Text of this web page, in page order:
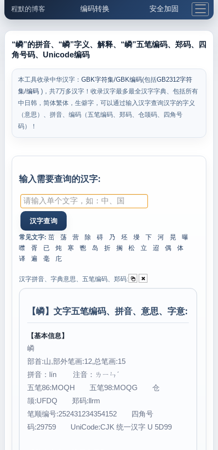
程默的博客 编码转换 安全加固
邮件工具 生活便民 更多工具
“嶙”的拼音、“嶙”字义、解释、“嶙”五笔编码、郑码、四
角号码、Unicode编码
本工具收录中华汉字： GBK字符集/GBK编码(包括GB2312字符
集/编码 )，共7万多汉字！收录汉字最多最全汉字字典、包括所有
中日韩，简体繁体，生僻字，可以通过输入汉字查询汉字的字义
（意思）、拼音、编码（五笔编码、郑码、仓颉码、四角号
码）！
输入需要查询的汉字:
常见文字: 茁 荡 营 除 碍 乃 坯 墁 下 河 晃
曝
噤
胥 已 炖 寒 鬯 岛 折 搁 松 立 迢 偶
体
译
遍 毫 庀
汉字拼音、字典意思、五笔编码、郑码:
【嶙】文字五笔编码、拼音、意思、字意:
【基本信息】
嶙
部首:山,部外笔画:12,总笔画:15
拼音：lín 注音：ㄌㄧㄣˊ
五笔86:MOQH 五笔98:MOQG 仓
颉:UFDQ 郑码:llrm
笔顺编号:252431234354152 四角号
码:29759 UniCode:CJK 统一汉字 U 5D99